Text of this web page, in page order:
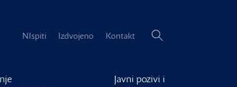
NIspiti Izdvojeno Kontakt Pretraži:
Javni pozivi i